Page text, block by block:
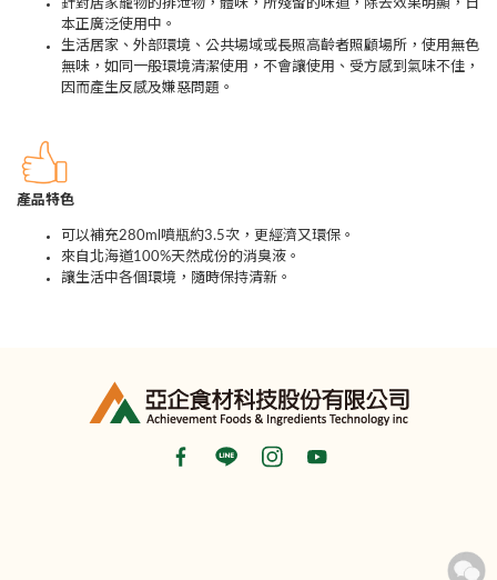
針對居家寵物的排泄物，體味，所殘留的味道，除去效果明顯，日
本正廣泛使用中。
生活居家、外部環境、公共場域或長照高齡者照顧場所，使用無色
無味，如同一般環境清潔使用，不會讓使用、受方感到氣味不佳，
因而產生反感及嫌惡問題。
產品特色
可以補充280ml噴瓶約3.5次，更經濟又環保。
來自北海道100%天然成份的消臭液。
讓生活中各個環境，隨時保持清新。